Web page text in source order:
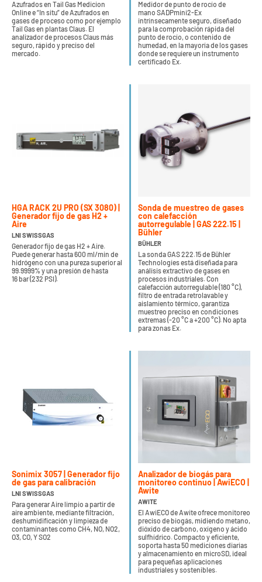
Azufrados en Tail Gas Medicion
Online e “In situ” de Azufrados en
gases de proceso como por ejemplo
Tail Gas en plantas Claus. El
analizador de procesos Claus más
seguro, rápido y preciso del
mercado.
Medidor de punto de rocío de
mano SADPmini2-Ex
intrínsecamente seguro, diseñado
para la comprobación rápida del
punto de rocío, o contenido de
humedad, en la mayoría de los gases
donde se requiere un instrumento
certificado Ex.
HGA RACK 2U PRO (SX 3080) |
Generador fijo de gas H2 +
Aire
LNI SWISSGAS
Generador fijo de gas H2 + Aire.
Puede generar hasta 600 ml/min de
hidrógeno con una pureza superior al
99.9999% y una presión de hasta
16 bar (232 PSI).
Sonda de muestreo de gases
con calefacción
autorregulable | GAS 222.15 |
Bühler
BÜHLER
La sonda GAS 222.15 de Bühler
Technologies está diseñada para
análisis extractivo de gases en
procesos industriales. Con
calefacción autorregulable (180 °C),
filtro de entrada retrolavable y
aislamiento térmico, garantiza
muestreo preciso en condiciones
extremas (-20 °C a +200 °C). No apta
para zonas Ex.
Sonimix 3057 | Generador fijo
de gas para calibración
LNI SWISSGAS
Para generar Aire limpio a partir de
aire ambiente, mediante filtración,
deshumidificación y limpieza de
contaminantes como CH4, NO, NO2,
O3, CO, Y SO2
Analizador de biogás para
monitoreo continuo | AwiECO |
Awite
AWITE
El AwiECO de Awite ofrece monitoreo
preciso de biogás, midiendo metano,
dióxido de carbono, oxígeno y ácido
sulfhídrico. Compacto y eficiente,
soporta hasta 50 mediciones diarias
y almacenamiento en microSD, ideal
para pequeñas aplicaciones
industriales y sostenibles.